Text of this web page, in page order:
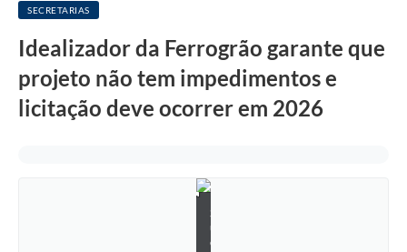
SECRETARIAS
Idealizador da Ferrogrão garante que
projeto não tem impedimentos e
licitação deve ocorrer em 2026
S
u
e